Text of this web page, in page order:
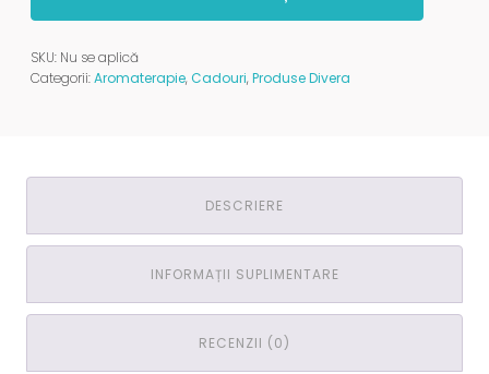
by
Divera
SKU: Nu se aplică
Categorii:Aromaterapie,Cadouri,Produse Divera
DESCRIERE
INFORMAȚII SUPLIMENTARE
RECENZII (0)